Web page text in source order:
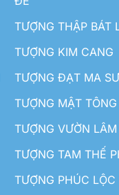
TƯỢNG THẬP BÁT
TƯỢNG KIM CANG
TƯỢNG ĐẠT MA
TƯỢNG MẬT TÔNG
TƯỢNG VƯỜN
TƯỢNG TAM THẾ
TƯỢNG PHÚC LỘC